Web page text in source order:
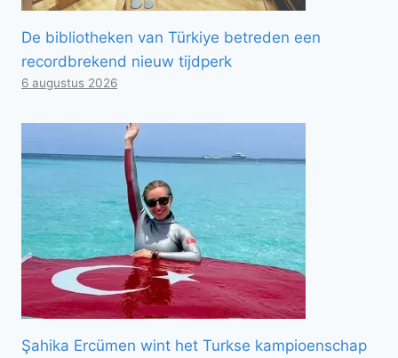
De bibliotheken van Türkiye betreden een
recordbrekend nieuw tijdperk
6 augustus 2026
Şahika Ercümen wint het Turkse kampioenschap